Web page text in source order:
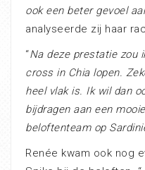
ook een beter gevoel
analyseerde zij haar
“Na deze prestatie zou
cross in Chia lopen.
heel vlak is. Ik wil dan
bijdragen aan een
beloftenteam op
Renée kwam ook nog